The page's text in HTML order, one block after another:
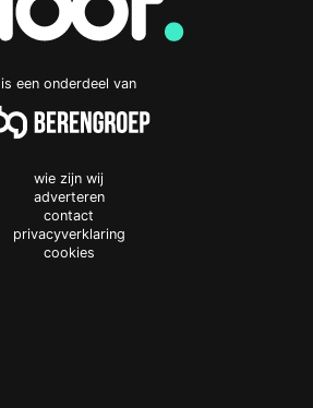
is een onderdeel van
wie zijn wij
adverteren
contact
privacyverklaring
cookies